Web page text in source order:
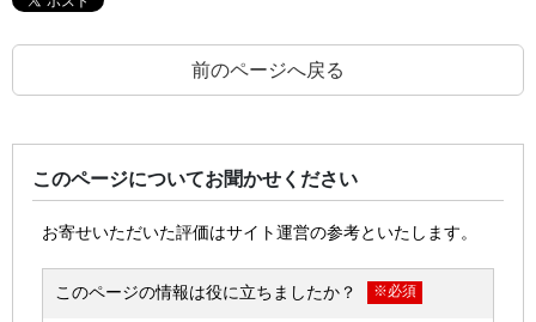
前のページへ戻る
このページについてお聞かせください